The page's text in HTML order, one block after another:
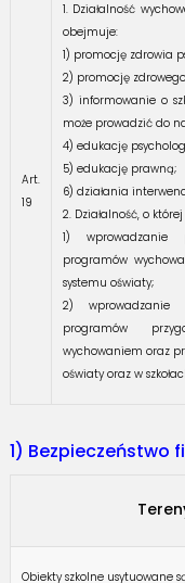
Art.
19
1. Działalność
obejmuje:
1) promocję zdrowia
2) promocję
3) informowanie o
może prowadzić do
4) edukację
5) edukację prawną;
6) działania
2. Działalność, o
1) wprowadzanie
programów
systemu oświaty;
2) wprowadzanie
programów
wychowaniem oraz
oświaty oraz w
1) Bezpieczeństwo
Obiekty szkolne usytuowane